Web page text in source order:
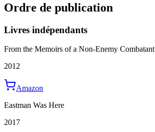
Ordre de publication
Livres indépendants
From the Memoirs of a Non-Enemy Combatant
2012
Amazon
Eastman Was Here
2017